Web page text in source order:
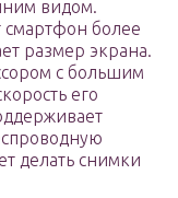
видом.
смартфон более
размер экрана.
с большим
его
делать снимки